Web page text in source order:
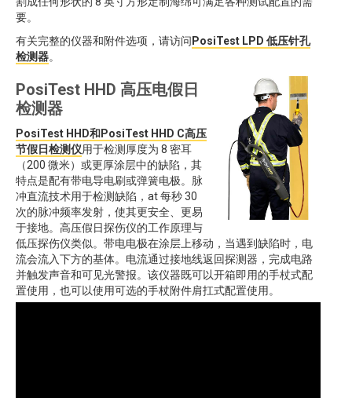
要。
有关完整的仪器和附件选项，请访问 PosiTest LPD 低压针孔
检测器。
PosiTest HHD 高压电假日
检测器
PosiTest HHD和PosiTest HHD C高压
节假日检测仪用于检测厚度为 8 密耳
（200 微米）或更厚涂层中的缺陷，其
特点是配有带电导电刷或弹簧电极。脉
冲直流技术用于检测缺陷，at 每秒 30
次的脉冲频率发射，使其更安全、更易
于接地。高压假日探伤仪的工作原理与
低压探伤仪类似。带电电极在涂层上移动，当遇到缺陷时，电
流会流入下方的基体。电流通过接地线返回探测器，完成电路
并触发声音和可见光警报。该仪器既可以开箱即用的手杖式配
置使用，也可以使用可选的手杖附件肩扛式配置使用。